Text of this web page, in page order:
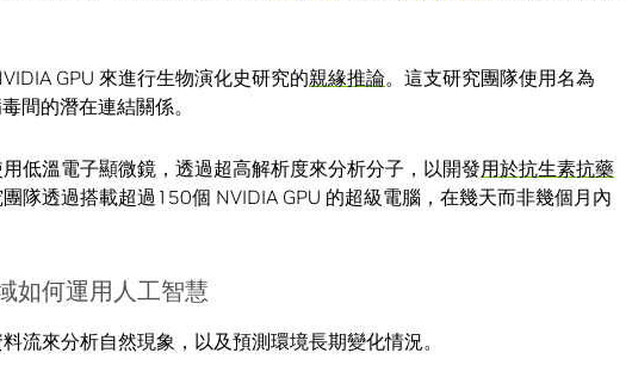
GPU 來進行生物演化史研究的親緣推論。這支研究團隊使用名為
間的潛在連結關係。
低溫電子顯微鏡，透過超高解析度來分析分子，以開發用於抗生素抗藥
隊透過搭載超過150個 NVIDIA GPU 的超級電腦，在幾天而非幾個月內
如何運用人工智慧
流來分析自然現象，以及預測環境長期變化情況。